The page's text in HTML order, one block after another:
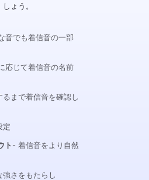
しょう。
音でも着信音の一部
応じて着信音の名前
まで着信音を確認し
定
ト- 着信音をより自然
さをもたらし